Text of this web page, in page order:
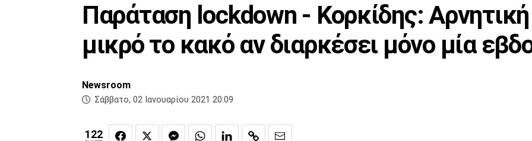
Παράταση lockdown - Κορκίδης:
μικρό το κακό αν διαρκέσει μόνο μία
Newsroom
Σάββατο, 02 Ιανουαρίου 2021 20:09
122